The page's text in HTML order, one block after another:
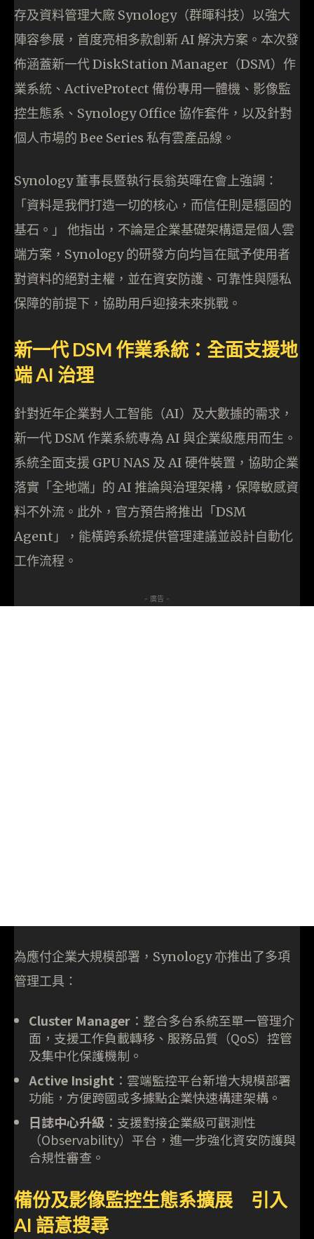
存及資料管理大廠 Synology（群暉科技）以強大
陣容參展，首度亮相多款創新 AI 解決方案。本次發
佈涵蓋新一代 DiskStation Manager（DSM）作
業系統、ActiveProtect 備份專用一體機、影像監
控生態系、Synology Office 協作套件，以及針對
個人市場的 Bee Series 私有雲產品線。
Synology 董事長暨執行長翁英暉在會上強調：
「資料是我們打造一切的核心，而信任則是穩固的
基石。」 他指出，不論是企業基礎架構還是個人雲
端方案，Synology 的研發方向均旨在賦予使用者
對資料的絕對主權，並在資安防護、可靠性與隱私
保障的前提下，協助用戶迎接未來挑戰。
新一代 DSM 作業系統：全面支援地
端 AI 治理
針對近年企業對人工智能（AI）及大數據的需求，
新一代 DSM 作業系統專為 AI 與企業級應用而生。
系統全面支援 GPU NAS 及 AI 硬件裝置，協助企業
落實「全地端」的 AI 推論與治理架構，保障敏感資
料不外流。此外，官方預告將推出「DSM
Agent」，能橫跨系統提供管理建議並設計自動化
工作流程。
- 廣告 -
為應付企業大規模部署，Synology 亦推出了多項
管理工具：
Cluster Manager ：整合多台系統至單一管理介
面，支援工作負載轉移、服務品質（QoS）控管
及集中化保護機制。
Active Insight ：雲端監控平台新增大規模部署
功能，方便跨國或多據點企業快速構建架構。
日誌中心升級 ：支援對接企業級可觀測性
（Observability）平台，進一步強化資安防護與
合規性審查。
備份及影像監控生態系擴展 引入
AI 語意搜尋